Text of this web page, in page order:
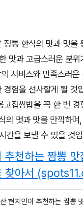
정통 한식의 맛과 멋을
맛과 고급스러운 분위
서비스와 만족스러운
경험을 선사할게 될 것
고집쌈밥을 꼭 한 번 경
의 멋과 맛을 만끽하며
간을 보낼 수 있을 것
추천하는 짬뽕 맛
찾아서
현지인이 추천하는 짬뽕